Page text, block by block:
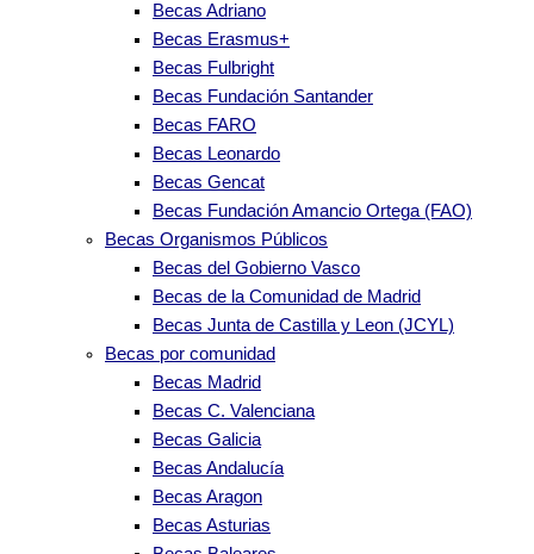
Becas Adriano
Becas Erasmus+
Becas Fulbright
Becas Fundación Santander
Becas FARO
Becas Leonardo
Becas Gencat
Becas Fundación Amancio Ortega (FAO)
Becas Organismos Públicos
Becas del Gobierno Vasco
Becas de la Comunidad de Madrid
Becas Junta de Castilla y Leon (JCYL)
Becas por comunidad
Becas Madrid
Becas C. Valenciana
Becas Galicia
Becas Andalucía
Becas Aragon
Becas Asturias